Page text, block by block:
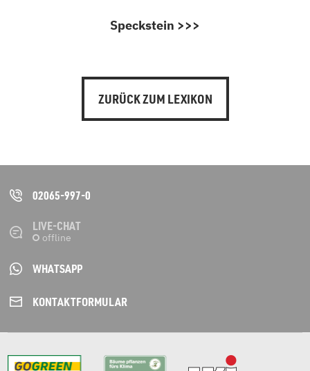
Speckstein >>>
ZURÜCK ZUM LEXIKON
02065-997-0
LIVE-CHAT
WHATSAPP
KONTAKT­FORMULAR